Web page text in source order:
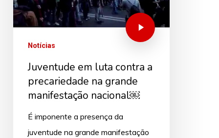
Notícias
Juventude em luta contra a
precariedade na grande
manifestação nacional￼
É imponente a presença da
juventude na grande manifestação